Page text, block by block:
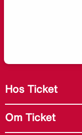
Hos Ticket
Om Ticket